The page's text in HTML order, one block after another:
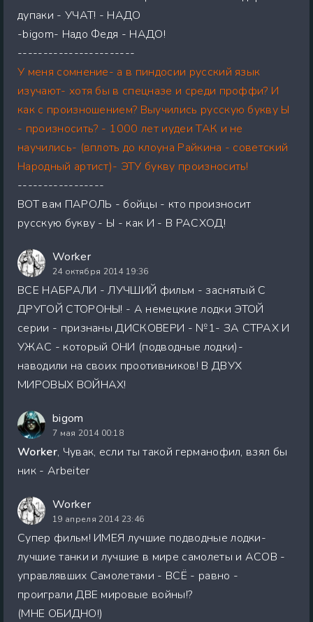
дупаки - УЧАТ! - НАДО
-bigom- Надо Федя - НАДО!
-----------------------
У меня сомнение- а в пиндосии русский язык
изучают- хотя бы в спецназе и среди проффи? И
как с произношением? Выучились русскую букву Ы
- произносить? - 1000 лет иудеи ТАК и не
научились- (вплоть до клоуна Райкина - советский
Народный артист)- ЭТУ букву произносить!
-----------------
ВОТ вам ПАРОЛЬ - бойцы - кто произносит
русскую букву - Ы - как И - В РАСХОД!
Worker
24 октября 2014 19:36
ВСЕ НАБРАЛИ - ЛУЧШИЙ фильм - заснятый С
ДРУГОЙ СТОРОНЫ! - А немецкие лодки ЭТОЙ
серии - признаны ДИСКОВЕРИ - №1- ЗА СТРАХ И
УЖАС - который ОНИ (подводные лодки)-
наводили на своих проотивников! В ДВУХ
МИРОВЫХ ВОЙНАХ!
bigom
7 мая 2014 00:18
Worker, Чувак, если ты такой германофил, взял бы
ник - Arbeiter
Worker
19 апреля 2014 23:46
Супер фильм! ИМЕЯ лучшие подводные лодки-
лучшие танки и лучшие в мире самолеты и АСОВ -
управлявших Самолетами - ВСЁ - равно -
проиграли ДВЕ мировые войны!?
(МНЕ ОБИДНО!)